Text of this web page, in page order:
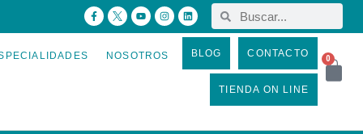
NOSOTROS BLOG CONTACTO
TIENDA ON LINE
0